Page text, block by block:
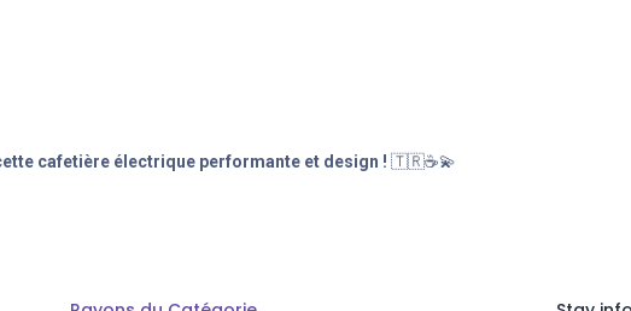
cafetière électrique performante et design ! 🇹🇷☕💫